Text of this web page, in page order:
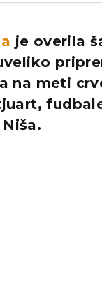
je overila
na meti